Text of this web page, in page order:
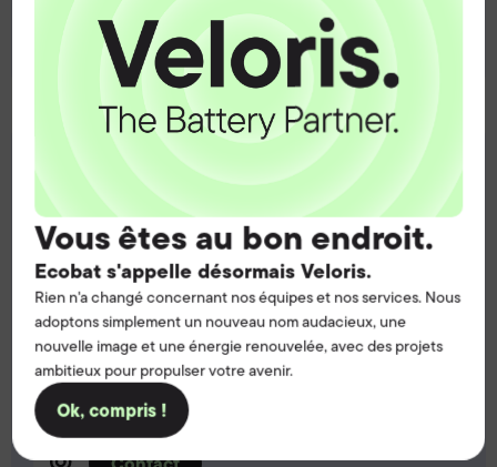
Vous êtes au bon endroit.
Ecobat s'appelle désormais Veloris.
Rien n'a changé concernant nos équipes et nos services. Nous
adoptons simplement un nouveau nom audacieux, une
nouvelle image et une énergie renouvelée, avec des projets
ambitieux pour propulser votre avenir.
Ok, compris !
Contact
Fareham, UK
Address:
5 Little Park Farm Road,
Fareham,
Hampshire UK,
PO15 5SJ
Call:
T: 01489 570770